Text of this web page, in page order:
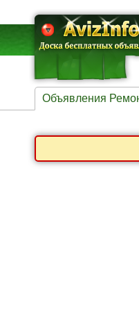
Объявления